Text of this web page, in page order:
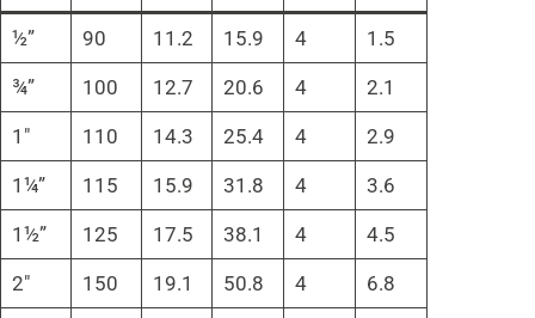
½” 90 11.2 15.9 4 1.5
¾” 100 12.7 20.6 4 2.1
1″ 110 14.3 25.4 4 2.9
1¼” 115 15.9 31.8 4 3.6
1½” 125 17.5 38.1 4 4.5
2″ 150 19.1 50.8 4 6.8